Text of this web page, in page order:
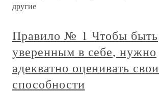
другие
Правило № 1 Чтобы быть
уверенным в себе, нужно
адекватно оценивать свои
способности